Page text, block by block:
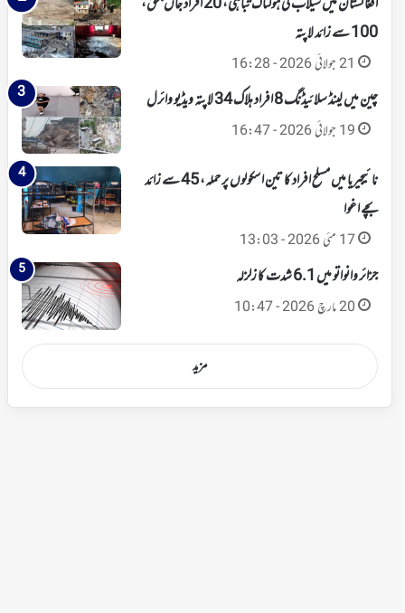
100 سے زائد لاپتہ
21 جولائی 2026 - 16:28
چین میں لینڈ سلائیڈنگ 8 افراد ہلاک 34 لاپتہ ویڈیو وائرل
19 جولائی 2026 - 16:47
نائیجیریا میں مسلح افراد کا تین اسکولوں پر حملہ، 45 سے زائد
بچے اغوا
17 مئی 2026 - 13:03
جزائر وانواتو میں 6.1 شدت کا زلزلہ
20 مارچ 2026 - 10:47
مزید